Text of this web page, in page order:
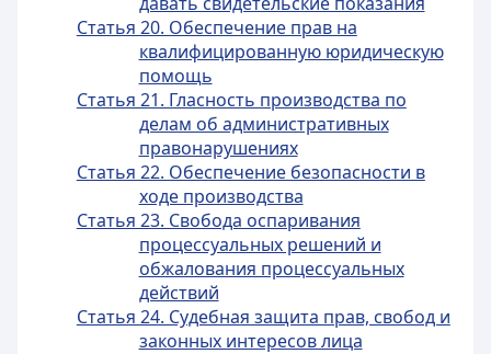
Статья 20. Обеспечение прав на
квалифицированную юридическую
помощь
Статья 21. Гласность производства по
делам об административных
правонарушениях
Статья 22. Обеспечение безопасности в
ходе производства
Статья 23. Свобода оспаривания
процессуальных решений и
обжалования процессуальных
действий
Статья 24. Судебная защита прав, свобод и
законных интересов лица